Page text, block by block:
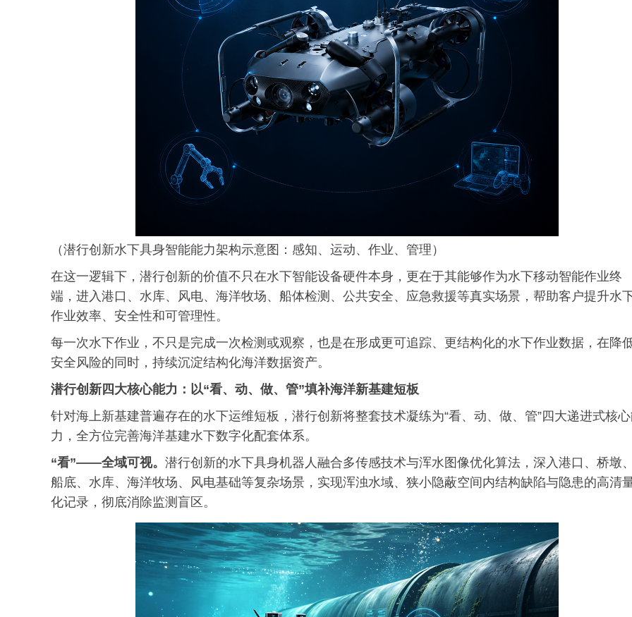
（潜行创新水下具身智能能力架构示意图：感知、运动、作业、管理）
在这一逻辑下，潜行创新的价值不只在水下智能设备硬件本身，更在于其能够作为水下移动智能作业终
端，进入港口、水库、风电、海洋牧场、船体检测、公共安全、应急救援等真实场景，帮助客户提升水
作业效率、安全性和可管理性。
每一次水下作业，不只是完成一次检测或观察，也是在形成更可追踪、更结构化的水下作业数据，在降
安全风险的同时，持续沉淀结构化海洋数据资产。
潜行创新四大核心能力：以“看、动、做、管”填补海洋新基建短板
针对海上新基建普遍存在的水下运维短板，潜行创新将整套技术凝练为“看、动、做、管”四大递进式核
力，全方位完善海洋基建水下数字化配套体系。
“看”——全域可视。 潜行创新的水下具身机器人融合多传感技术与浑水图像优化算法，深入港口、桥墩、
船底、水库、海洋牧场、风电基础等复杂场景，实现浑浊水域、狭小隐蔽空间内结构缺陷与隐患的高清
化记录，彻底消除监测盲区。